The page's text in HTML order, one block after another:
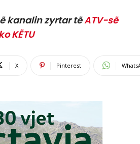
kanalin zyrtar tëATV-së
KËTU
X Pinterest